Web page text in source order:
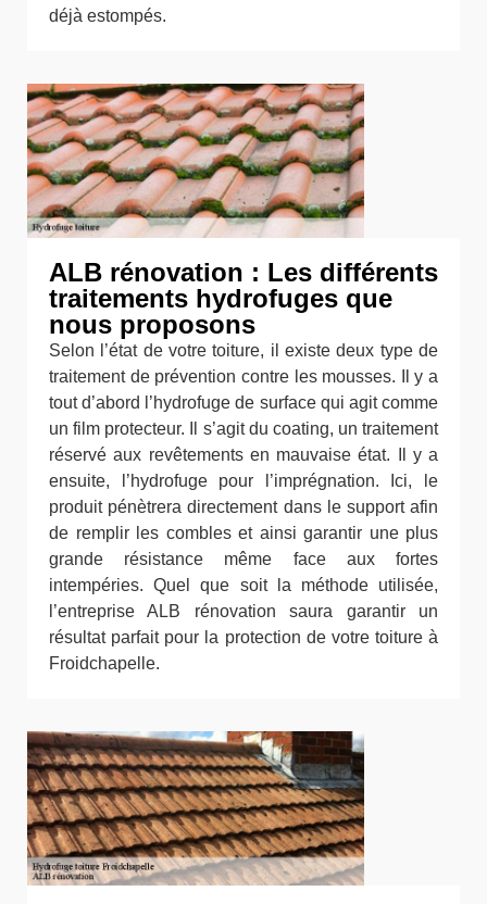
déjà estompés.
ALB rénovation : Les différents
traitements hydrofuges que
nous proposons
Selon l’état de votre toiture, il existe deux type de
traitement de prévention contre les mousses. Il y a
tout d’abord l’hydrofuge de surface qui agit comme
un film protecteur. Il s’agit du coating, un traitement
réservé aux revêtements en mauvaise état. Il y a
ensuite, l’hydrofuge pour l’imprégnation. Ici, le
produit pénètrera directement dans le support afin
de remplir les combles et ainsi garantir une plus
grande résistance même face aux fortes
intempéries. Quel que soit la méthode utilisée,
l’entreprise ALB rénovation saura garantir un
résultat parfait pour la protection de votre toiture à
Froidchapelle.